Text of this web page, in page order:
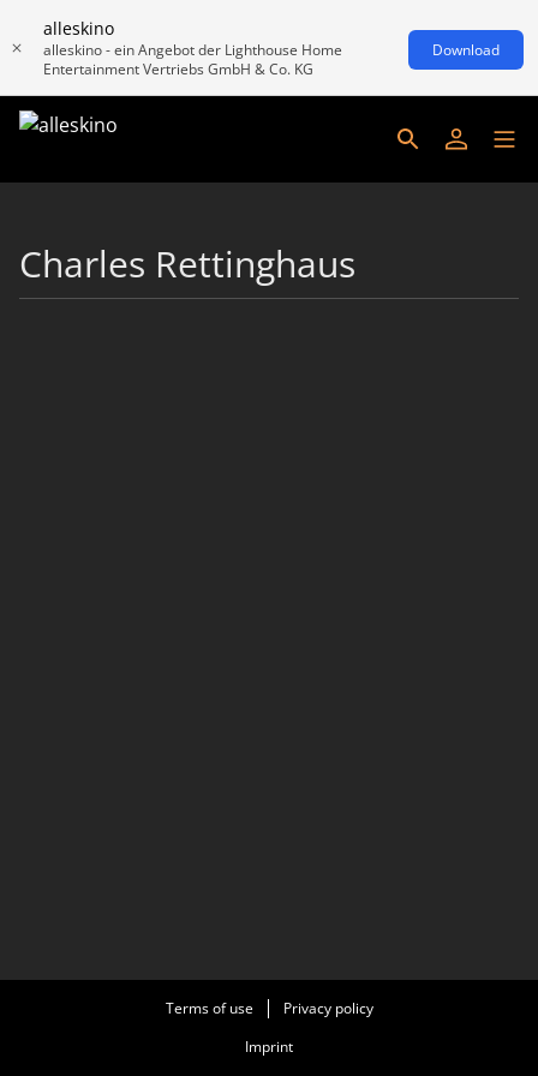
alleskino
alleskino - ein Angebot der Lighthouse Home
Entertainment Vertriebs GmbH & Co. KG
Download
Charles Rettinghaus
Terms of use
Privacy policy
Imprint